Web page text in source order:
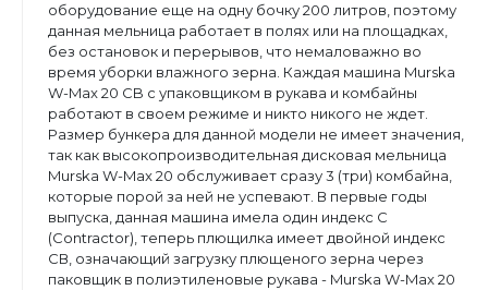
оборудование еще на одну бочку 200 литров, поэтому
данная мельница работает в полях или на площадках,
без остановок и перерывов, что немаловажно во
время уборки влажного зерна. Каждая машина Murska
W-Max 20 CB с упаковщиком в рукава и комбайны
работают в своем режиме и никто никого не ждет.
Размер бункера для данной модели не имеет значения,
так как высокопроизводительная дисковая мельница
Murska W-Max 20 обслуживает сразу 3 (три) комбайна,
которые порой за ней не успевают. В первые годы
выпуска, данная машина имела один индекс С
(Contractor), теперь плющилка имеет двойной индекс
СВ, означающий загрузку плющеного зерна через
паковщик в полиэтиленовые рукава - Murska W-Max 20